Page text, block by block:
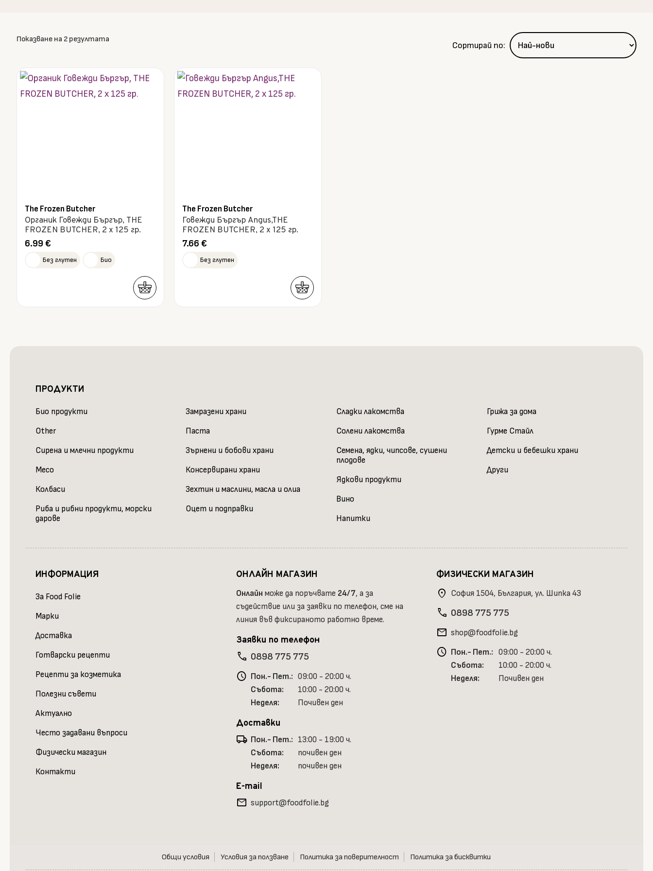
Показване на 2 резултатаSorted
The Frozen Butcher
Органик Говежди Бъргър, THE
FROZEN BUTCHER, 2 x 125 гр.
6.99 €
Без глутен Био
The Frozen Butcher
Говежди Бъргър Angus,THE
FROZEN BUTCHER, 2 x 125 гр.
7.66 €
Без глутен
ПРОДУКТИ
Био продукти
Other
Сирена и млечни продукти
Месо
Колбаси
Риба и рибни продукти, морски
дарове
Замразени храни
Паста
Зърнени и бобови храни
Консервирани храни
Зехтин и маслини, масла и олиа
Оцет и подправки
Сладки лакомства
Солени лакомства
Семена, ядки, чипсове, сушени
плодове
Ядкови продукти
Вино
Напитки
Грижа за дома
Гурме Стайл
Детски и бебешки храни
Други
ИНФОРМАЦИЯ
За Food Folie
Марки
Доставка
Готварски рецепти
Рецепти за козметика
Полезни съвети
Актуално
Често задавани въпроси
Физически магазин
Контакти
ОНЛАЙН МАГАЗИН
Онлайн може да поръчвате 24/7, а за
съдействие или за заявки по телефон, сме на
линия във фиксираното работно време.
Заявки по телефон
phone 0898 775 775
schedule Пон.- Пет.: 09:00 - 20:00 ч.
Събота:
10:00 - 20:00 ч.
Неделя:
Почивен ден
Доставки
local_shipping Пон.- Пет.: 13:00 - 19:00 ч.
Събота:
почивен ден
Неделя:
почивен ден
E-mail
mail support@foodfolie.bg
ФИЗИЧЕСКИ МАГАЗИН
location_on София 1504, България, ул. Шипка 43
phone 0898 775 775
mail shop@foodfolie.bg
schedule Пон.- Пет.: 09:00 - 20:00 ч.
Събота:
10:00 - 20:00 ч.
Неделя:
Почивен ден
Общи условия Условия за ползване Политика за поверителност Политика за бисквитки